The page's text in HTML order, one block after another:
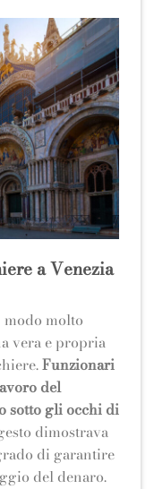
a Venezia
molto
vera e propria
Funzionari
del
sotto gli occhi di
dimostrava
di garantire
del denaro.